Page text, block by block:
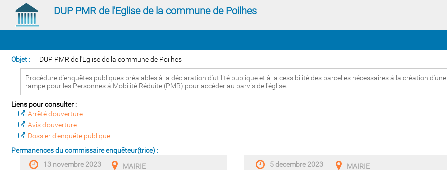
DUP PMR de l'Eglise de la commune de Poilhes
Objet : DUP PMR de l'Eglise de la commune de Poilhes
Procédure d'enquêtes publiques préalables à la déclaration d'utilité publique et à la cessibilité des parcelles nécessaires à la création d'une
rampe pour les Personnes à Mobilité Réduite (PMR) pour accéder au parvis de l'église.
Liens pour consulter :
Arrêté d’ouverture
Avis d’ouverture
Dossier d’enquête publique
Permanences du commissaire enquêteur(trice) :
13 novembre 2023
MAIRIE
5 decembre 2023
MAIRIE